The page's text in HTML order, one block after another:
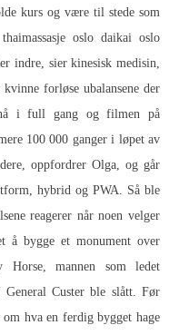
kurs og være til stede som
oslo daikai oslo
indre, sier kinesisk medisin,
forløse ubalansene der
i full gang og filmen på
100 000 ganger i løpet av
oppfordrer Olga, og går
hybrid og PWA. Så ble
reagerer når noen velger
å bygge et monument over
Horse, mannen som ledet
Custer ble slått. Før
hva en ferdig bygget hage